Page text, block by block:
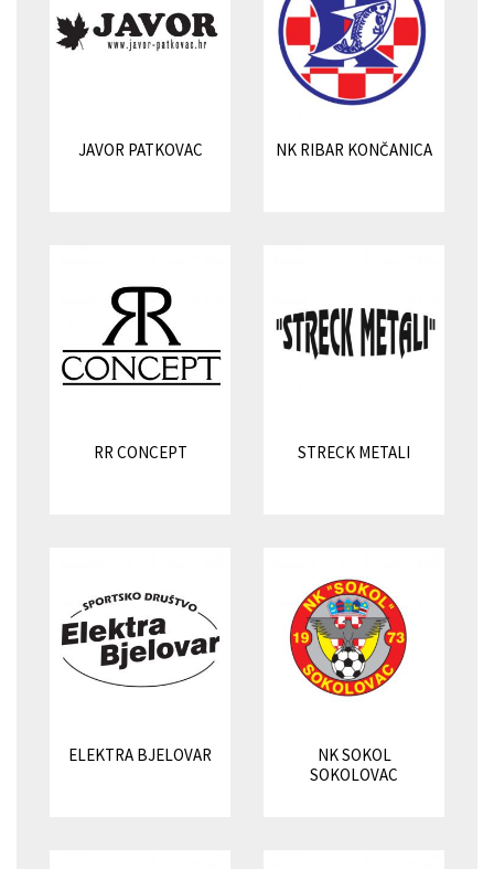
JAVOR PATKOVAC NK RIBAR KONČANICA
RR CONCEPT STRECK METALI
ELEKTRA BJELOVAR
NK SOKOL
SOKOLOVAC